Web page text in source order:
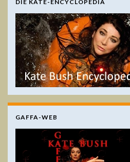
DIE KATE-ENCYCLOPEDIA
GAFFA-WEB